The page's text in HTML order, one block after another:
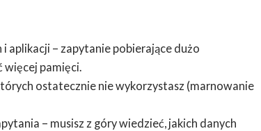
aplikacji – zapytanie pobierające dużo
więcej pamięci.
ostatecznie nie wykorzystasz (marnowanie
– musisz z góry wiedzieć, jakich danych